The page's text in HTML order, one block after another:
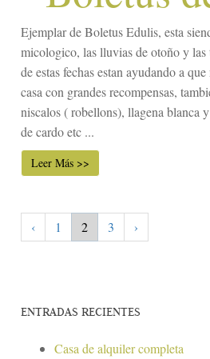
Ejemplar de Boletus Edulis, esta
micologico, las lluvias de otoño y las
de estas fechas estan ayudando a
casa con grandes recompensas,
niscalos ( robellons), llagena blanca
de cardo etc ...
Leer Más >>
‹ 1 2 3 ›
ENTRADAS RECIENTES
Casa de alquiler completa